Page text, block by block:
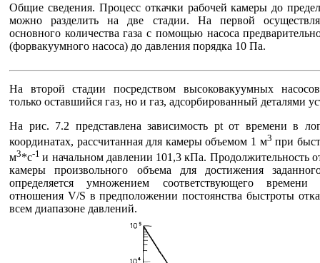
Общие сведения. Процесс откачки рабочей камеры до
можно разделить на две стадии. На первой
основного количества газа с помощью насоса
(форвакуумного насоса) до давления порядка 10 Па.
На второй стадии посредством высоковакуумных
только оставшийся газ, но и газ, адсорбированный деталями
На рис. 7.2 представлена зависимость pt от времени в
координатах, рассчитанная для камеры объемом 1 м3 при
м3*с-1и начальном давлении 101,3 кПа. Продолжительность
камеры произвольного объема для достижения
определяется умножением соответствующего
отношения V/S в предположении постоянства быстроты
всем диапазоне давлений.